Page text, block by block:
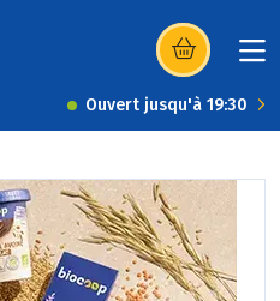
(s’ouvre dans
Ouvert jusqu'à 19:30